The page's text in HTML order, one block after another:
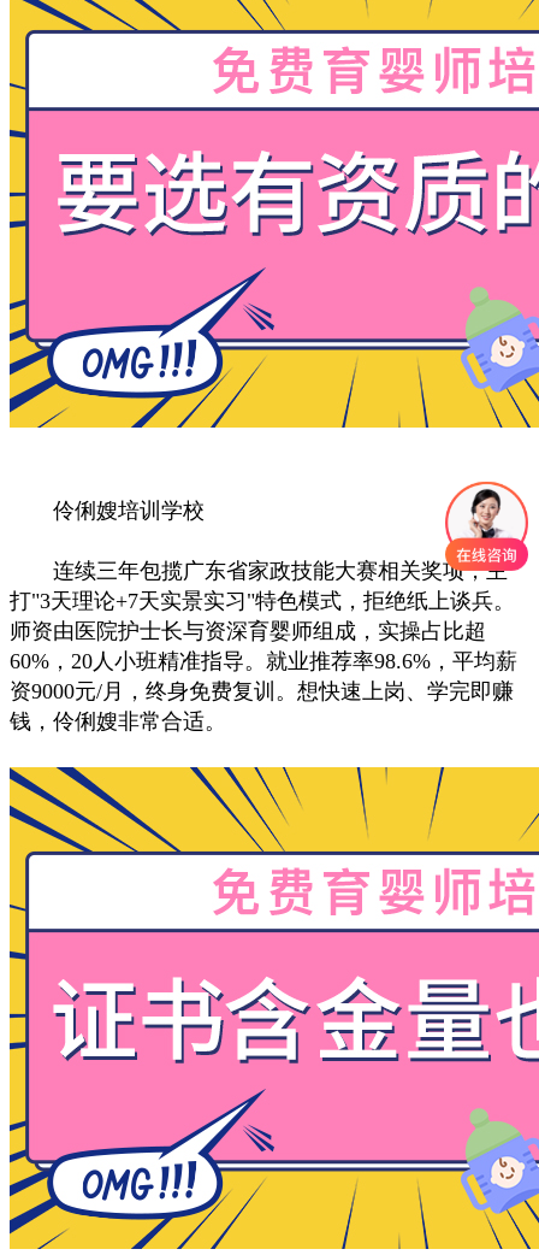
伶俐嫂培训学校
连续三年包揽广东省家政技能大赛相关奖项，主
打"3天理论+7天实景实习"特色模式，拒绝纸上谈兵。
师资由医院护士长与资深育婴师组成，实操占比超
60%，20人小班精准指导。就业推荐率98.6%，平均薪
资9000元/月，终身免费复训。想快速上岗、学完即赚
钱，伶俐嫂非常合适。